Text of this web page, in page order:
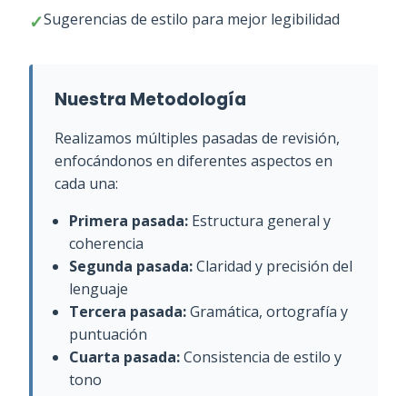
Sugerencias de estilo para mejor legibilidad
Nuestra Metodología
Realizamos múltiples pasadas de revisión,
enfocándonos en diferentes aspectos en
cada una:
Primera pasada: Estructura general y
coherencia
Segunda pasada:Claridad y precisión del
lenguaje
Tercera pasada:Gramática, ortografía y
puntuación
Cuarta pasada:Consistencia de estilo y
tono